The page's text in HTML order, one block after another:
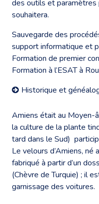
des outils et paramètres
souhaitera.
Sauvegarde des
support informatique et
Formation de premier
Formation à l’ESAT à
Historique et
Amiens était au Moyen-
la culture de la plante
tard dans le Sud)
Le velours d’Amiens, né
fabriqué à partir d’un
(Chèvre de Turquie) ; il
garnissage des voitures.